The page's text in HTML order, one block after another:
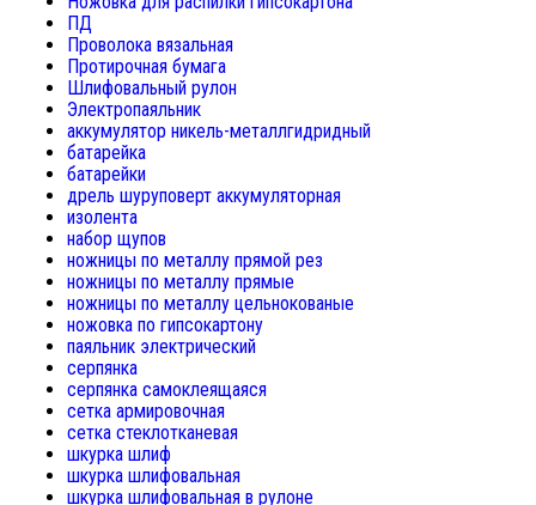
ПД
Проволока вязальная
Протирочная бумага
Шлифовальный рулон
Электропаяльник
аккумулятор никель-металлгидридный
батарейка
батарейки
дрель шуруповерт аккумуляторная
изолента
набор щупов
ножницы по металлу прямой рез
ножницы по металлу прямые
ножницы по металлу цельнокованые
ножовка по гипсокартону
паяльник электрический
серпянка
серпянка самоклеящаяся
сетка армировочная
сетка стеклотканевая
шкурка шлиф
шкурка шлифовальная
шкурка шлифовальная в рулоне